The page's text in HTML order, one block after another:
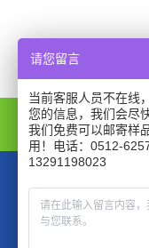
TEL：0512-
请您留言
当前客服人员不在线
您的信息，我们会尽
我们免费可以邮寄样
用！电话：0512-
13291198023